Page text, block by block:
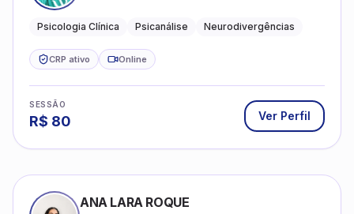
crianças neurotípicas
Psicologia Clínica Psicanálise Neurodivergências
CRP ativo Online
SESSÃO
R$ 80 Ver Perfil
ANA LARA ROQUE